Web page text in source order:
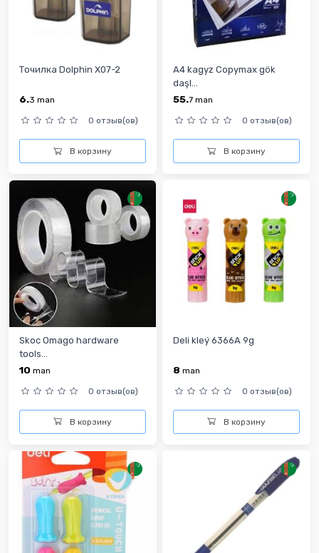
Тoчилка Dolphin X07-2
6.3 man
0 отзыв(ов)
В корзину
A4 kagyz Copymax gök
daşl...
55.7 man
0 отзыв(ов)
В корзину
Skoc Omago hardware
tools...
10 man
0 отзыв(ов)
В корзину
Deli kleý 6366A 9g
8 man
0 отзыв(ов)
В корзину